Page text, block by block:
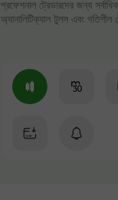
প্রফেশনাল ট্রেডারদের জন্য
অ্যানালিটিক্যাল টুলস এবং গতিশীল